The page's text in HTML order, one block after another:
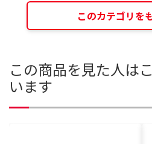
このカテゴリを
この商品を見た人は
います